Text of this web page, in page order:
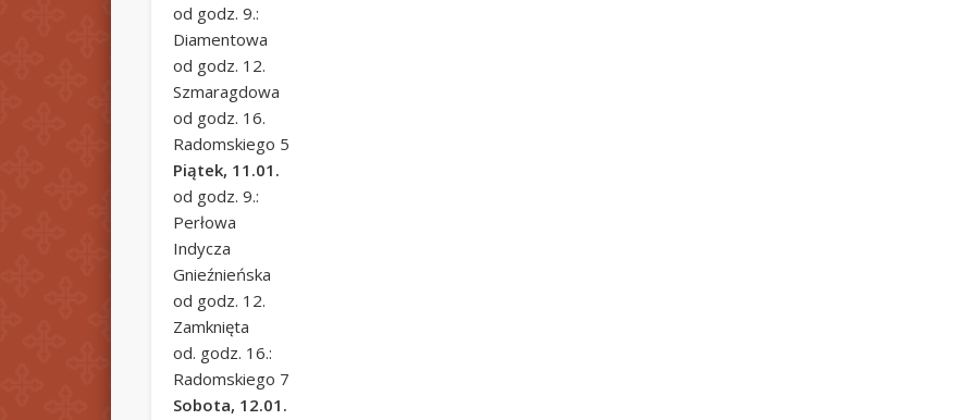
od godz. 9.:
Diamentowa
od godz. 12.
Szmaragdowa
od godz. 16.
Radomskiego 5
Piątek, 11.01.
od godz. 9.:
Perłowa
Indycza
Gnieźnieńska
od godz. 12.
Zamknięta
od. godz. 16.:
Radomskiego 7
Sobota, 12.01.